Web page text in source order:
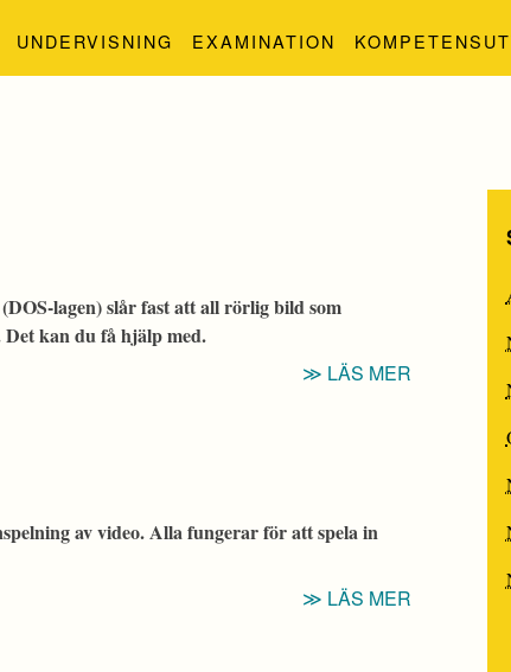
UNDERVISNING EXAMINATION
lagen) slår fast att all rörlig bild som
Det kan du få hjälp med.
LÄS MER“IKT:
av video. Alla fungerar för att spela in
LÄS MER“IKT: